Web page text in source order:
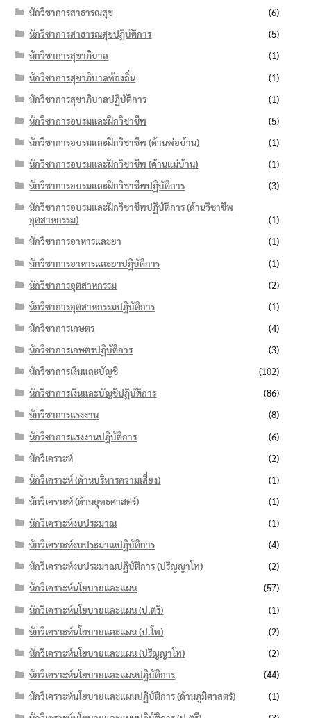
นักวิชาการสาธารณสุข
(6)
นักวิชาการสาธารณสุขปฏิบัติการ
(5)
นักวิชาการสุขาภิบาล
(1)
นักวิชาการสุขาภิบาลท้องถิ่น
(1)
นักวิชาการสุขาภิบาลปฏิบัติการ
(1)
นักวิชาการอบรมและฝึกวิชาชีพ
(5)
นักวิชาการอบรมและฝึกวิชาชีพ (ด้านพ่อบ้าน)
(1)
นักวิชาการอบรมและฝึกวิชาชีพ (ด้านแม่บ้าน)
(1)
นักวิชาการอบรมและฝึกวิชาชีพปฏิบัติการ
(3)
นักวิชาการอบรมและฝึกวิชาชีพปฏิบัติการ (ด้านวิชาชีพ
อุตสาหกรรม)
(1)
นักวิชาการอาหารและยา
(1)
นักวิชาการอาหารและยาปฏิบัติการ
(1)
นักวิชาการอุตสาหกรรม
(2)
นักวิชาการอุตสาหกรรมปฏิบัติการ
(1)
นักวิชาการเกษตร
(4)
นักวิชาการเกษตรปฏิบัติการ
(3)
นักวิชาการเงินและบัญชี
(102)
นักวิชาการเงินและบัญชีปฏิบัติการ
(86)
นักวิชาการแรงงาน
(8)
นักวิชาการแรงงานปฏิบัติการ
(6)
นักวิเคราะห์
(2)
นักวิเคราะห์ (ด้านบริหารความเสี่ยง)
(1)
นักวิเคราะห์ (ด้านยุทธศาสตร์)
(1)
นักวิเคราะห์งบประมาณ
(1)
นักวิเคราะห์งบประมาณปฏิบัติการ
(4)
นักวิเคราะห์งบประมาณปฏิบัติการ (ปริญญาโท)
(2)
นักวิเคราะห์นโยบายและแผน
(57)
นักวิเคราะห์นโยบายและแผน (ป.ตรี)
(1)
นักวิเคราะห์นโยบายและแผน (ป.โท)
(2)
นักวิเคราะห์นโยบายและแผน (ปริญญาโท)
(2)
นักวิเคราะห์นโยบายและแผนปฏิบัติการ
(44)
นักวิเคราะห์นโยบายและแผนปฏิบัติการ (ด้านภูมิศาสตร์)
(1)